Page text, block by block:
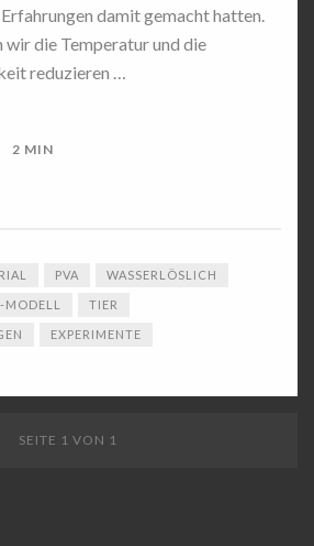
damit gemacht hatten.
wir die Temperatur und die
reduzieren …
2 MIN
PVA WASSERLÖSLICH
MODELL TIER
EXPERIMENTE
SEITE 1 VON 1